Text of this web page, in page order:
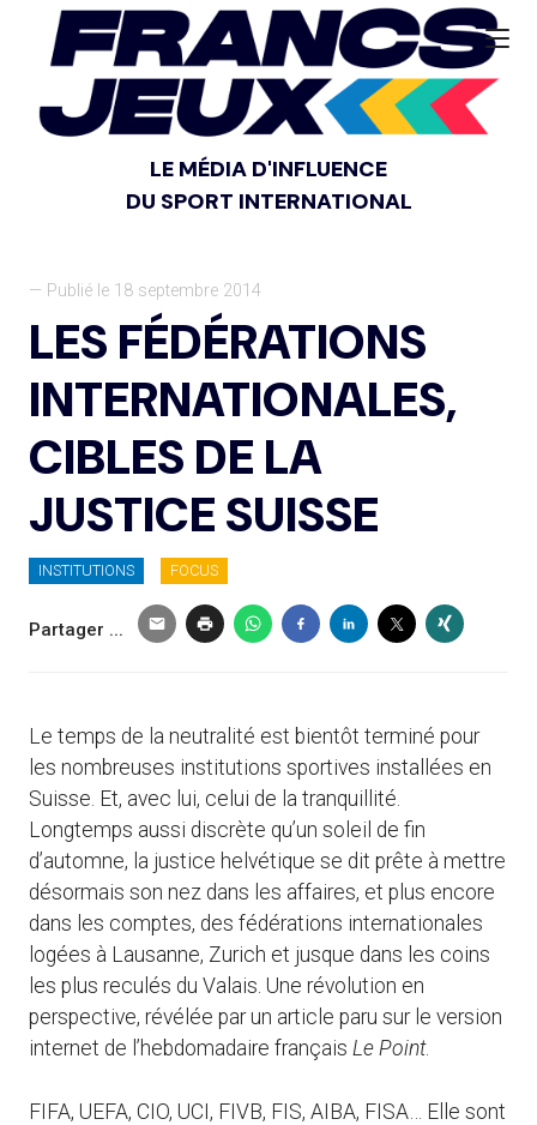
LE MÉDIA D'INFLUENCE
DU SPORT INTERNATIONAL
— Publié le 18 septembre 2014
LES FÉDÉRATIONS
INTERNATIONALES,
CIBLES DE LA
JUSTICE SUISSE
INSTITUTIONS FOCUS
Partager ...
Le temps de la neutralité est bientôt terminé pour
les nombreuses institutions sportives installées en
Suisse. Et, avec lui, celui de la tranquillité.
Longtemps aussi discrète qu’un soleil de fin
d’automne, la justice helvétique se dit prête à mettre
désormais son nez dans les affaires, et plus encore
dans les comptes, des fédérations internationales
logées à Lausanne, Zurich et jusque dans les coins
les plus reculés du Valais. Une révolution en
perspective, révélée par un article paru sur le version
internet de l’hebdomadaire français Le Point.
FIFA, UEFA, CIO, UCI, FIVB, FIS, AIBA, FISA… Elle sont